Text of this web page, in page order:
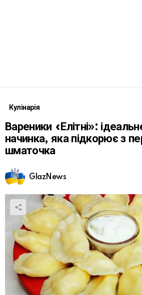
Кулінарія
Вареники «Елітні»:
начинка, яка підкорює з
шматочка
GlazNews